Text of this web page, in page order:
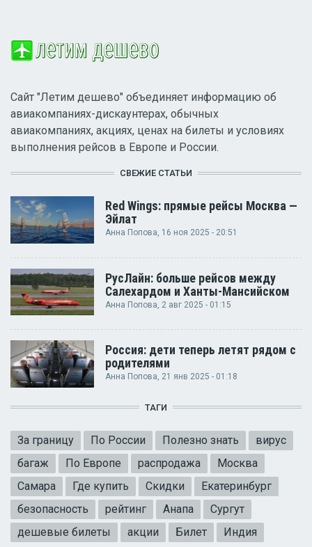
Сайт "Летим дешево" объединяет информацию об
авиакомпаниях-дискаунтерах, обычных
авиакомпаниях, акциях, ценах на билеты и условиях
выполнения рейсов в Европе и России.
СВЕЖИЕ СТАТЬИ
Red Wings: прямые рейсы Москва —
Эйлат
Анна Попова, 16 ноя 2025 - 20:51
РусЛайн: больше рейсов между
Салехардом и Ханты-Мансийском
Анна Попова , 2 авг 2025 - 01:15
Россия: дети теперь летят рядом с
родителями
Анна Попова, 21 янв 2025 - 01:18
ТАГИ
За границу По России Полезно знать
вирус
багаж
По Европе распродажа
Москва
Самара
Где купить Скидки
Екатеринбург
безопасность
рейтинг Анапа
Сургут
дешевые билеты
акции Билет Индия